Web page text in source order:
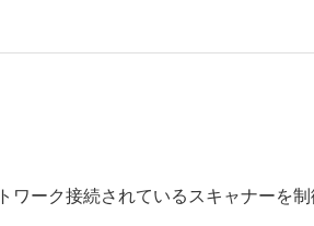
ーク接続されているスキャナーを